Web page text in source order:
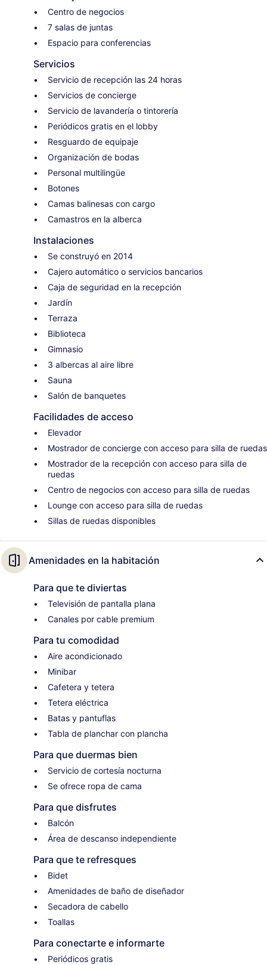
Centro de negocios
7 salas de juntas
Espacio para conferencias
Servicios
Servicio de recepción las 24 horas
Servicios de concierge
Servicio de lavandería o tintorería
Periódicos gratis en el lobby
Resguardo de equipaje
Organización de bodas
Personal multilingüe
Botones
Camas balinesas con cargo
Camastros en la alberca
Instalaciones
Se construyó en 2014
Cajero automático o servicios bancarios
Caja de seguridad en la recepción
Jardín
Terraza
Biblioteca
Gimnasio
3 albercas al aire libre
Sauna
Salón de banquetes
Facilidades de acceso
Elevador
Mostrador de concierge con acceso para silla de ruedas
Mostrador de la recepción con acceso para silla de
ruedas
Centro de negocios con acceso para silla de ruedas
Lounge con acceso para silla de ruedas
Sillas de ruedas disponibles
Amenidades en la habitación
Para que te diviertas
Televisión de pantalla plana
Canales por cable premium
Para tu comodidad
Aire acondicionado
Minibar
Cafetera y tetera
Tetera eléctrica
Batas y pantuflas
Tabla de planchar con plancha
Para que duermas bien
Servicio de cortesía nocturna
Se ofrece ropa de cama
Para que disfrutes
Balcón
Área de descanso independiente
Para que te refresques
Bidet
Amenidades de baño de diseñador
Secadora de cabello
Toallas
Para conectarte e informarte
Periódicos gratis